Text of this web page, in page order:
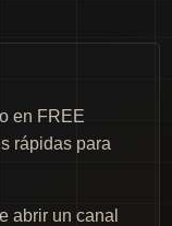
en FREE
rápidas para
abrir un canal